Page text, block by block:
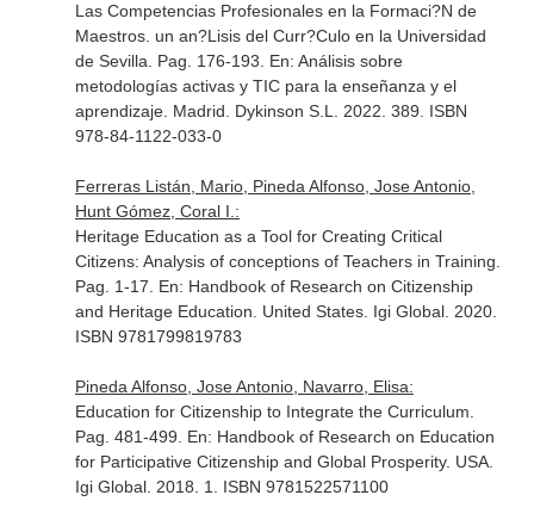
Las Competencias Profesionales en la Formaci?N de
Maestros. un an?Lisis del Curr?Culo en la Universidad
de Sevilla. Pag. 176-193. En: Análisis sobre
metodologías activas y TIC para la enseñanza y el
aprendizaje. Madrid. Dykinson S.L. 2022. 389. ISBN
978-84-1122-033-0
Ferreras Listán, Mario, Pineda Alfonso, Jose Antonio,
Hunt Gómez, Coral I.:
Heritage Education as a Tool for Creating Critical
Citizens: Analysis of conceptions of Teachers in Training.
Pag. 1-17. En: Handbook of Research on Citizenship
and Heritage Education . United States. Igi Global. 2020.
ISBN 9781799819783
Pineda Alfonso, Jose Antonio, Navarro, Elisa:
Education for Citizenship to Integrate the Curriculum.
Pag. 481-499. En: Handbook of Research on Education
for Participative Citizenship and Global Prosperity. USA.
Igi Global. 2018. 1. ISBN 9781522571100